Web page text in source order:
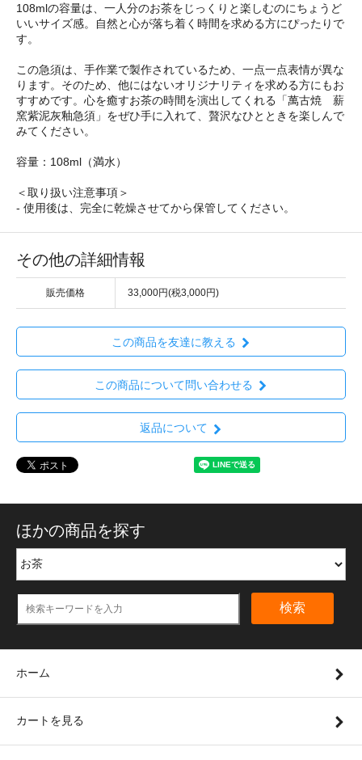
108mlの容量は、一人分のお茶をじっくりと楽しむのにちょうど
いいサイズ感。自然と心が落ち着く時間を求める方にぴったりで
す。
この急須は、手作業で製作されているため、一点一点表情が異な
ります。そのため、他にはないオリジナリティを求める方にもお
すすめです。心を癒すお茶の時間を演出してくれる「萬古焼 薪
窯紫泥灰釉急須」をぜひ手に入れて、贅沢なひとときを楽しんで
みてください。
容量：108ml（満水）
＜取り扱い注意事項＞
- 使用後は、完全に乾燥させてから保管してください。
その他の詳細情報
販売価格 33,000円(税3,000円)
この商品を友達に教える
この商品について問い合わせる
返品について
ほかの商品を探す
検索
ホーム
カートを見る